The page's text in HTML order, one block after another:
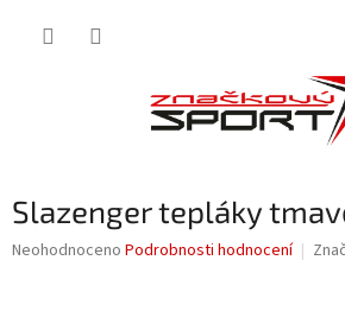
Slazenger tepláky
Průměrné
Neohodnoceno Podrobnosti hodnocení